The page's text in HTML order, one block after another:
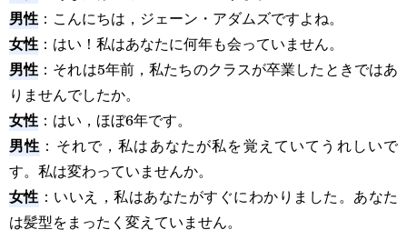
男性 ：こんにちは，ジェーン・アダムズですよね。
女性 ：はい！私はあなたに何年も会っていません。
男性 ：それは5年前，私たちのクラスが卒業したときではあ
りませんでしたか。
女性 ：はい，ほぼ6年です。
男性 ：それで，私はあなたが私を覚えていてうれしいで
す。私は変わっていませんか。
女性：いいえ，私はあなたがすぐにわかりました。あなた
は髪型をまったく変えていません。